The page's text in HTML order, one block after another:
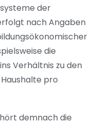
der
nach Angaben
die
Verhältnis zu den
pro
demnach die